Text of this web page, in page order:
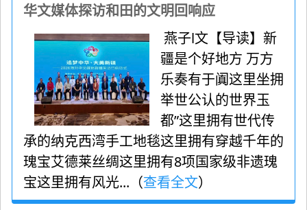
华文媒体探访和田的文明回响应
燕子l文【导读】新
疆是个好地方 万方
乐奏有于阗这里坐拥
举世公认的世界玉
都”这里拥有世代传
承的纳克西湾手工地毯这里拥有穿越千年的
瑰宝艾德莱丝绸这里拥有8项国家级非遗瑰
宝这里拥有风光...（查看全文）